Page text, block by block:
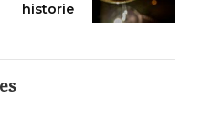
historie